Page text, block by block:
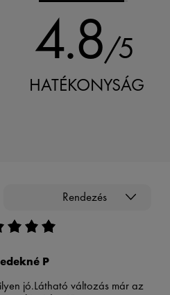
4.8/5
HATÉKONYSÁG
Rendezés
P
jó.Látható változás már az